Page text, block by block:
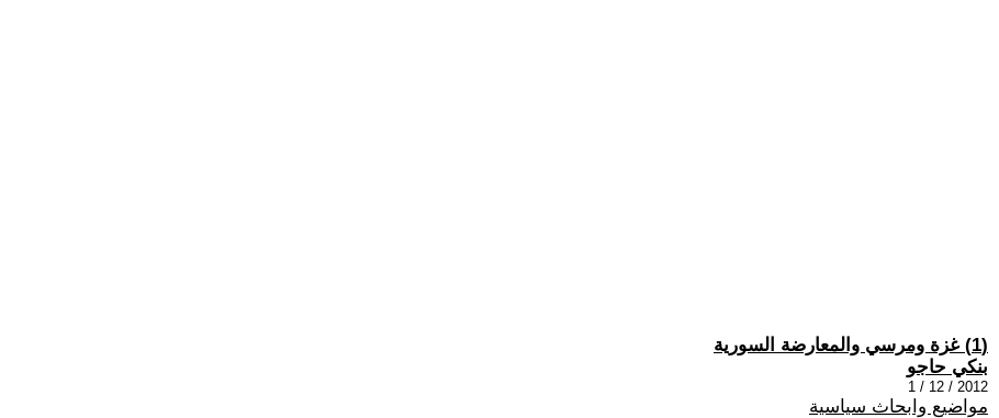
(1) غزة ومرسي والمعارضة السورية
بنكي حاجو
2012 / 12 / 1
مواضيع وابحاث سياسية